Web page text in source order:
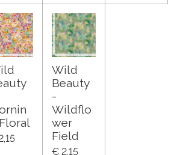
Wild
Beauty
-
Wildflo
wer
Field
€ 2,15